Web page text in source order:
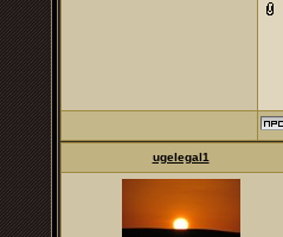
ugelegal1